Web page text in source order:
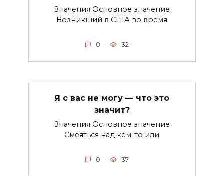
Значения Основное значение
Возникший в США во время
0 32
Я с вас не могу — что это
значит?
Значения Основное значение
Смеяться над кем-то или
0 37